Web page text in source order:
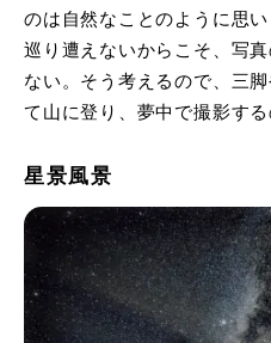
のは自然なことのように思
巡り遭えないからこそ、写
ない。そう考えるので、三
て山に登り、夢中で撮影する
星景風景